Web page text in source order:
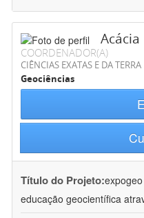
COORDENADOR(A)
CIÊNCIAS EXATAS E DA TERRA
Geociências
Título do Projeto:
educação geocientífica